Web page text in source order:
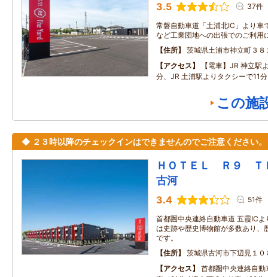
3.5 37件
常磐自動車道「土浦北IC」より車
など工業団地への出張でのご利用
住所
茨城県土浦市神立町３８
アクセス
【電車】JR 神立駅
分、JR 土浦駅よりタクシーで11
この施
◆ ２３時以降のチェックインはできませんのでご注意ください。
ＨＯＴＥＬ Ｒ９
古河
3.4 51件
首都圏中央連絡自動車道 五霞IC
は史跡や歴史博物館が多数あり、
です。
住所
茨城県古河市下辺見１０
アクセス
首都圏中央連絡自